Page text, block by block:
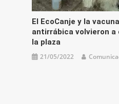
El EcoCanje y la
antirrábica volvieron a
la plaza
21/05/2022